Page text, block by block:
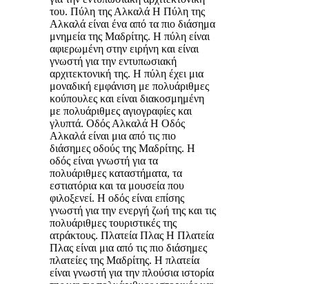
του. Πύλη της Αλκαλά Η Πύλη της
Αλκαλά είναι ένα από τα πιο διάσημα
μνημεία της Μαδρίτης. Η πύλη είναι
αφιερωμένη στην ειρήνη και είναι
γνωστή για την εντυπωσιακή
αρχιτεκτονική της. Η πύλη έχει μια
μοναδική εμφάνιση με πολυάριθμες
κούπουλες και είναι διακοσμημένη
με πολυάριθμες αγιογραφίες και
γλυπτά. Οδός Αλκαλά Η Οδός
Αλκαλά είναι μια από τις πιο
διάσημες οδούς της Μαδρίτης. Η
οδός είναι γνωστή για τα
πολυάριθμες καταστήματα, τα
εστιατόρια και τα μουσεία που
φιλοξενεί. Η οδός είναι επίσης
γνωστή για την ενεργή ζωή της και τις
πολυάριθμες τουριστικές της
ατράκτους. Πλατεία Πλας Η Πλατεία
Πλας είναι μια από τις πιο διάσημες
πλατείες της Μαδρίτης. Η πλατεία
είναι γνωστή για την πλούσια ιστορία